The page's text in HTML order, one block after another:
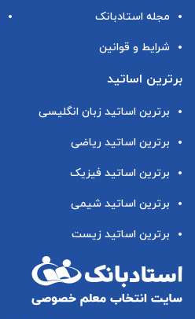
مجله استادبانک
شرایط و قوانین
برترین اساتید
برترین اساتید زبان انگلیسی
برترین اساتید ریاضی
برترین اساتید فیزیک
برترین اساتید شیمی
برترین اساتید زیست